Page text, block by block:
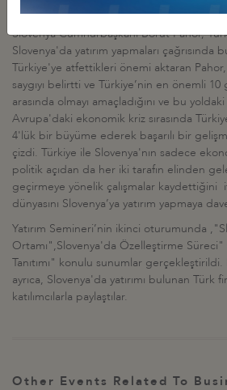
Slovenya Cumhurbaşkanı Borut Pahor,
Slovenya'da yatırım yapmaları çağrısında
Türkiye'ye atfettikleri önemi aktaran
saygıyı belirtti ve Türkiye’nin en önemli
arasında olmayı amaçladığını ve bu
Avrupa'daki ekonomik kriz sırasında
4'lük bir büyüme ederek başarılı bir
çizdi. Türkiye ile Slovenya'nın sadece
politik açıdan da her iki tarafın elinden
geçirmeye yönelik çalışmalar kaydettiğini
dünyasını Slovenya’ya yatırım yapmaya
Yatırım Semineri’nin ikinci oturumunda
Ortamı",Slovenya'da Özelleştirme
Tanıtımı" konulu sunumlar
ayrıca, Slovenya'da yatırımı bulunan Türk
katılımcılarla paylaştılar.
Other Events Related To